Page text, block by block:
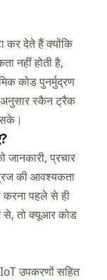
कर देते हैं क्योंकि
नहीं होती है,
कोड पुनर्मुद्रण
स्कैन ट्रैक
प्रचार
की आवश्यकता
करना पहले से ही
से, तो क्यूआर कोड
उपकरणों सहित